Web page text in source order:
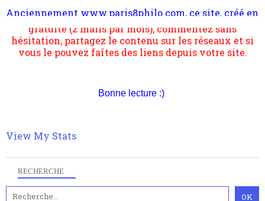
RECHERCHE
2006 lors du mouvement anti-CPE, a rendu compte de
l'actualité et de l'expérimentation à Paris 8. Il
s'occupe plus largement de rendre compte d'une
transformation dans les paradigmes philosophiques
suivant la pensée du Dehors ou du Surpli, omme la
quantique, résolvant la plupart des impasses
multiples facteurs et échelles. Ce site contient des
articles pour être apte à un plus grand nombre de
choses.
Pour nous soutenir abonnez-vous à la newsletter
gratuite (2 mails par mois), commentez sans
hésitation, partagez le contenu sur les réseaux et si
vous le pouvez faîtes des liens depuis votre site.
Bonne lecture :)
View My Stats